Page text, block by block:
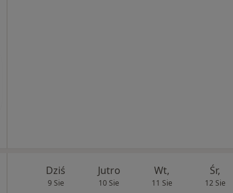
Dziś
9 Sie
Jutro
10 Sie
Wt,
11 Sie
Śr,
12 Sie